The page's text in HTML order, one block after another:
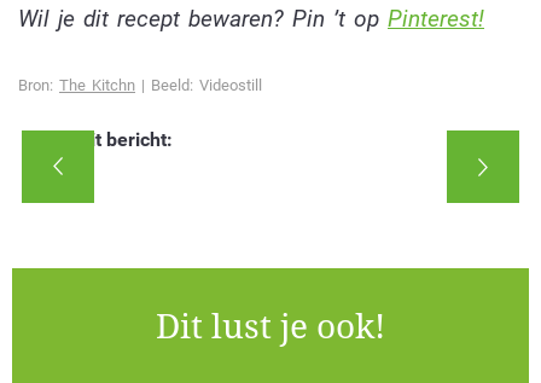
Wil je dit recept bewaren? Pin ’t op Pinterest!
Bron: The Kitchn | Beeld: Videostill
Deel dit bericht:
Dit lust je ook!